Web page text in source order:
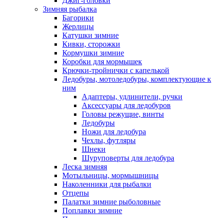
Зимняя рыбалка
Багорики
Жерлицы
Катушки зимние
Кивки, сторожки
Кормушки зимние
Коробки для мормышек
Крючки-тройнички с капелькой
Ледобуры, мотоледобуры, комплектующие к
ним
Адаптеры, удлинители, ручки
Аксессуары для ледобуров
Головы режущие, винты
Ледобуры
Ножи для ледобура
Чехлы, футляры
Шнеки
Шуруповерты для ледобура
Леска зимняя
Мотыльницы, мормышницы
Наколенники для рыбалки
Отцепы
Палатки зимние рыболовные
Поплавки зимние